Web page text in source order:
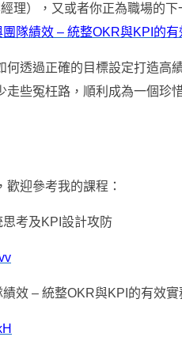
理），又或者你正為職場的
團隊績效 – 統整OKR與KPI的有
何透過正確的目標設定打造高
走些冤枉路，順利成為一個珍
迎參考我的課程：
考及KPI設計攻防
效 – 統整OKR與KPI的有效實